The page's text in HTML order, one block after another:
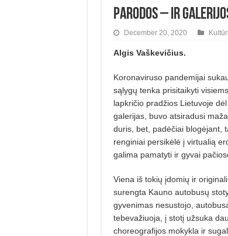
Parodos – ir
December 20, 2020
Algis Vaškevičius.
Koronaviruso pandemijai
sąlygų tenka prisitaikyti
lapkričio pradžios Lietuvoje
galerijas, buvo atsiradusi
duris, bet, padėčiai blogėjant,
renginiai persikėlė į virtualią
galima pamatyti ir gyvai
Viena iš tokių įdomių ir
surengta Kauno autobusų
gyvenimas nesustojo,
tebevažiuoja, į stotį užsuka
choreografijos mokykla ir